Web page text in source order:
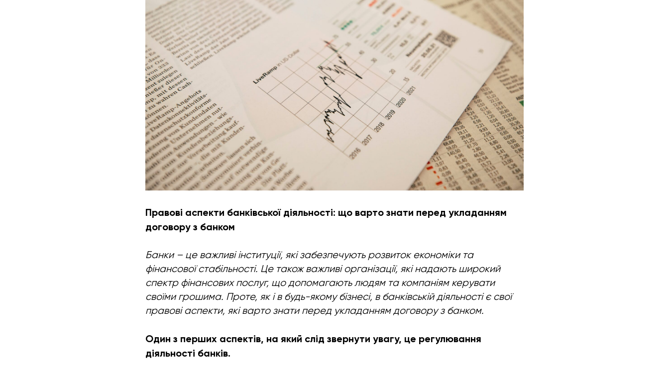
Правові аспекти банківської діяльності: що варто знати перед укладанням
договору з банком
Банки – це важливі інституції, які забезпечують розвиток економіки та
фінансової стабільності. Це також важливі організації, які надають широкий
спектр фінансових послуг, що допомагають людям та компаніям керувати
своїми грошима. Проте, як і в будь-якому бізнесі, в банківській діяльності є свої
правові аспекти, які варто знати перед укладанням договору з банком.
Один з перших аспектів, на який слід звернути увагу, це регулювання
діяльності банків.